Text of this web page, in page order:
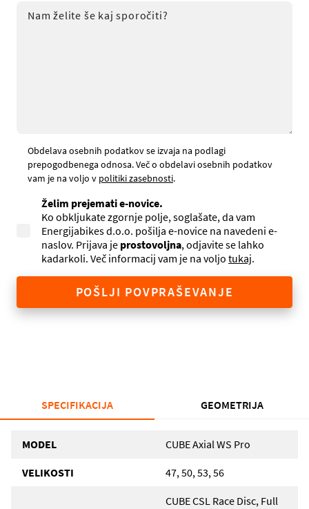
Obdelava osebnih podatkov se izvaja na podlagi
prepogodbenega odnosa. Več o obdelavi osebnih podatkov
vam je na voljo v politiki zasebnosti.
Želim prejemati e-novice.
Ko obkljukate zgornje polje, soglašate, da vam
Energijabikes d.o.o. pošilja e-novice na navedeni e-
naslov. Prijava je prostovoljna, odjavite se lahko
kadarkoli. Več informacij vam je na voljo tukaj.
POŠLJI POVPRAŠEVANJE
SPECIFIKACIJA GEOMETRIJA
MODEL CUBE Axial WS Pro
VELIKOSTI 47, 50, 53, 56
CUBE CSL Race Disc, Full